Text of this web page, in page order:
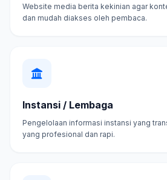
Website media berita kekinian agar
dan mudah diakses oleh pembaca.
Instansi / Lembaga
Pengelolaan informasi instansi yang
yang profesional dan rapi.